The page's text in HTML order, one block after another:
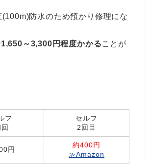
防水のため預かり修理にな
～3,300円程度かかることが
フ
セルフ
2回目
円
約400円
≫Amazon